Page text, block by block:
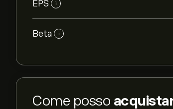
EPS i
Beta i
Come posso